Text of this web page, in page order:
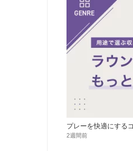
プレーを快適にする
2週間前